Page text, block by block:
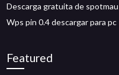
Descarga gratuita de
Wps pin 0.4 descargar para pc
Featured